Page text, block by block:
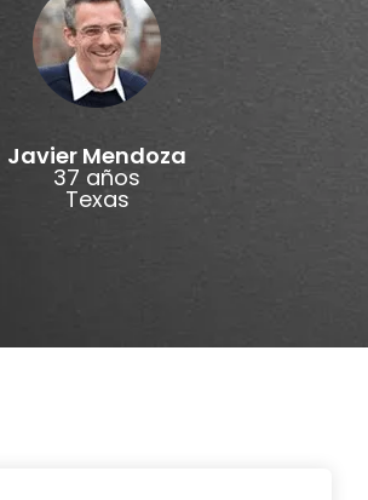
Javier Mendoza
37 años
Texas